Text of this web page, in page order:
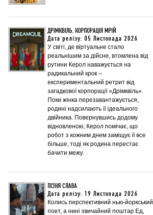
ДРІМКВІЛЬ. КОРПОРАЦІЯ МРІЙ
Дата релізу: 05 Листопада 2026
У світі, де віртуальне стало
реальнішим за дійсне, втомлена від
рутини Керол наважується на
радикальний крок –
експериментальний ретрит від
загадкової корпорації «Дрімквіль».
Поки жінка перезавантажується,
родині надсилають її ідеального
двійника. Повернувшись додому
відновленою, Керол помічає, що
робот з кожним днем заміщує її все
більше, тоді як родина перестає
бачити межу.
ПІЗНЯ СЛАВА
Дата релізу: 19 Листопада 2026
Колись перспективний нью-йоркський
поет, а нині звичайний поштар Ед,